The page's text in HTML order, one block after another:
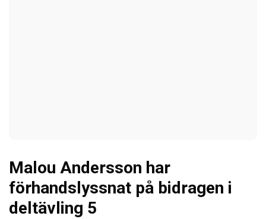
Malou Andersson har
förhandslyssnat på bidragen i
deltävling 5